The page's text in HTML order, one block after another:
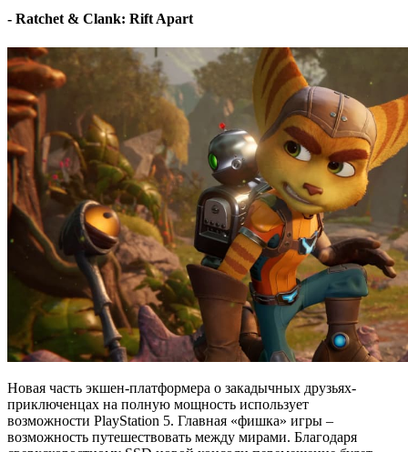
- Ratchet & Clank: Rift Apart
Новая часть экшен-платформера о закадычных друзьях-
приключенцах на полную мощность использует
возможности PlayStation 5. Главная «фишка» игры –
возможность путешествовать между мирами. Благодаря